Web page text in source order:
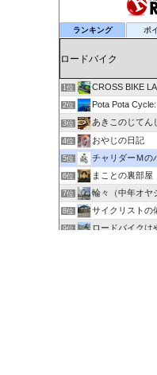
ランキング ポ
1位 CROSS BIKE
2位 Pota Pota Cycle:
3位 あきこのじてん
4位 おやじの日記
5位 チャリダーＭの
6位 まことの裏部屋
7位 輪々（中年オヤ
8位 サイクリストの
9位 ロードバイクは